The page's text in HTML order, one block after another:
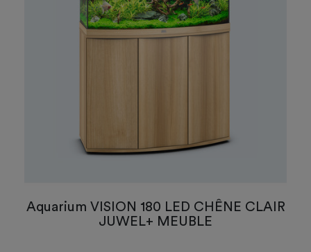
Aquarium VISION 180 LED CHÊNE CLAIR
JUWEL+ MEUBLE